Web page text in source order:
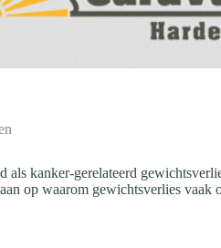
kanker-gerelateerd
op waarom gewichtsverlies